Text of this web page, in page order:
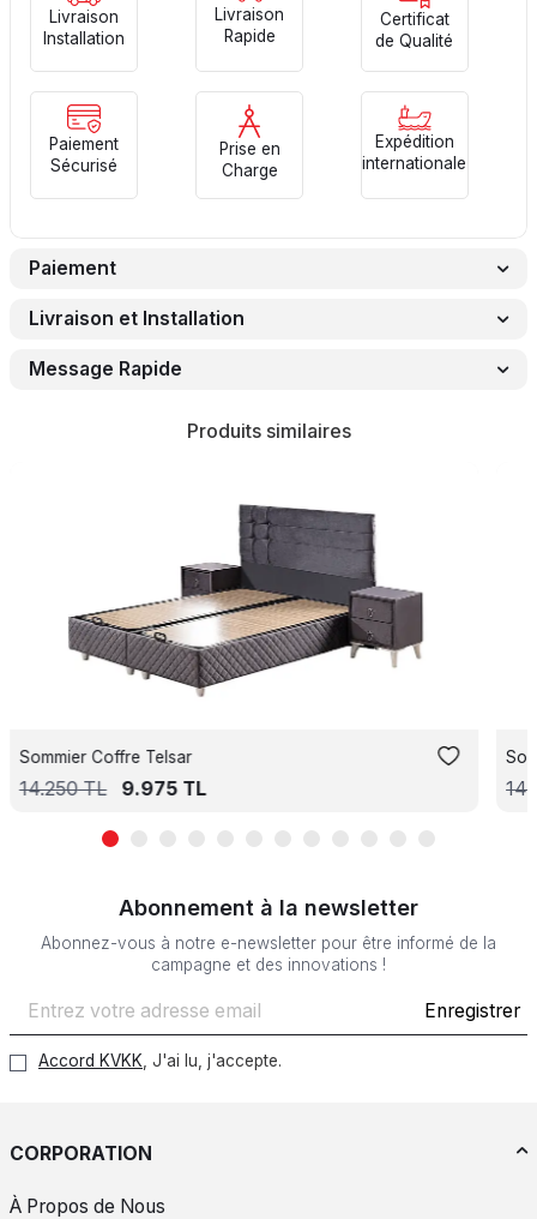
Livraison
Installation
Livraison
Rapide
Certificat
de Qualité
Paiement
Sécurisé
Prise en
Charge
Expédition
internationale
Paiement
Livraison et Installation
Message Rapide
Produits similaires
Sommier Coffre Telsar
14.250TL 9.975TL
Abonnement à la newsletter
Abonnez-vous à notre e-newsletter pour être informé de la
campagne et des innovations !
Enregistrer
Accord KVKK, J'ai lu, j'accepte.
CORPORATION
À Propos de Nous